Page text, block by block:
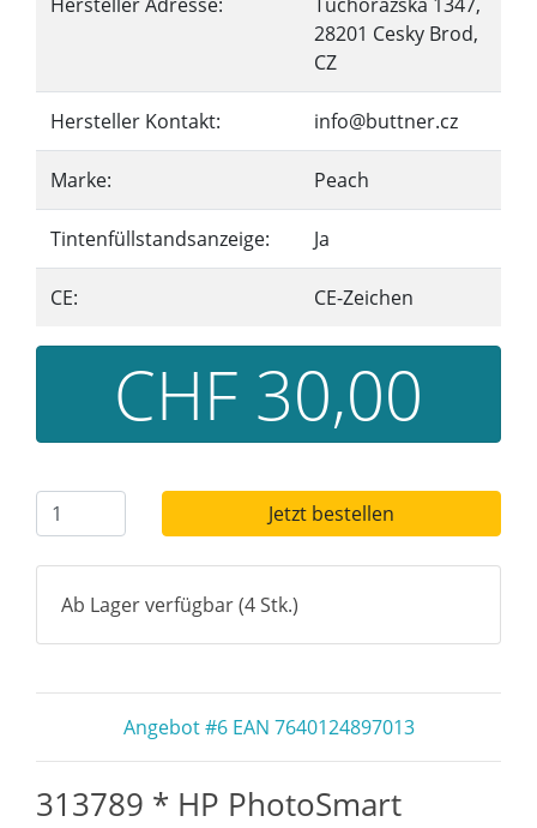
28201 Cesky Brod,
CZ
Hersteller Kontakt: info@buttner.cz
Marke: Peach
Tintenfüllstandsanzeige: Ja
CE: CE-Zeichen
CHF 30,00
Jetzt bestellen
Ab Lager verfügbar (4 Stk.)
Angebot #6 EAN 7640124897013
313789 * HP PhotoSmart